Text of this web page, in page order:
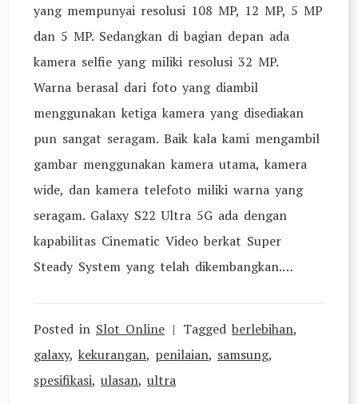
yang mempunyai resolusi 108 MP, 12 MP, 5 MP
dan 5 MP. Sedangkan di bagian depan ada
kamera selfie yang miliki resolusi 32 MP.
Warna berasal dari foto yang diambil
menggunakan ketiga kamera yang disediakan
pun sangat seragam. Baik kala kami mengambil
gambar menggunakan kamera utama, kamera
wide, dan kamera telefoto miliki warna yang
seragam. Galaxy S22 Ultra 5G ada dengan
kapabilitas Cinematic Video berkat Super
Steady System yang telah dikembangkan.…
Posted in Slot Online Tagged berlebihan,
galaxy, kekurangan, penilaian, samsung,
spesifikasi, ulasan, ultra